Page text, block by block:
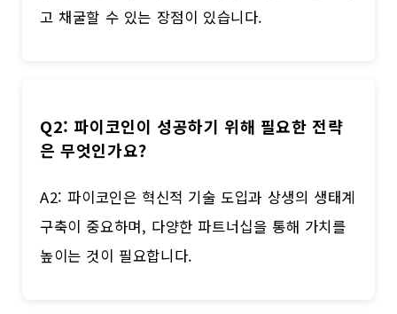
고 채굴할 수 있는 장점이 있습니다.
Q2: 파이코인이 성공하기 위해 필요한 전략
은 무엇인가요?
A2: 파이코인은 혁신적 기술 도입과 상생의 생태계
구축이 중요하며, 다양한 파트너십을 통해 가치를
높이는 것이 필요합니다.